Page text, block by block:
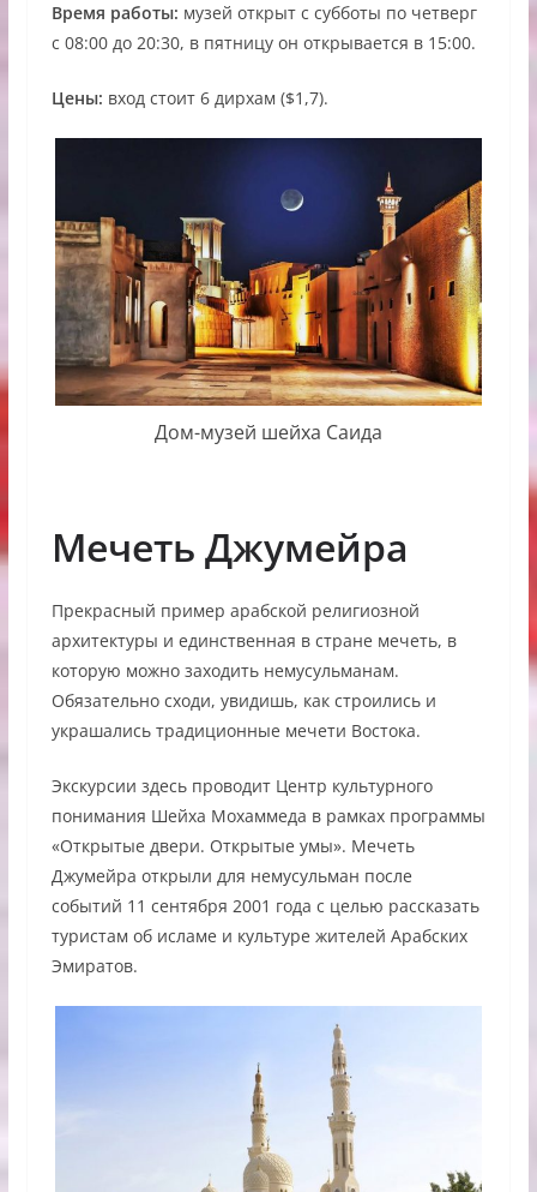
Время работы: музей открыт с субботы по четверг
с 08:00 до 20:30, в пятницу он открывается в 15:00.
Цены: вход стоит 6 дирхам ($1,7).
Дом-музей шейха Саида
Мечеть Джумейра
Прекрасный пример арабской религиозной
архитектуры и единственная в стране мечеть, в
которую можно заходить немусульманам.
Обязательно сходи, увидишь, как строились и
украшались традиционные мечети Востока.
Экскурсии здесь проводит Центр культурного
понимания Шейха Мохаммеда в рамках программы
«Открытые двери. Открытые умы». Мечеть
Джумейра открыли для немусульман после
событий 11 сентября 2001 года с целью рассказать
туристам об исламе и культуре жителей Арабских
Эмиратов.